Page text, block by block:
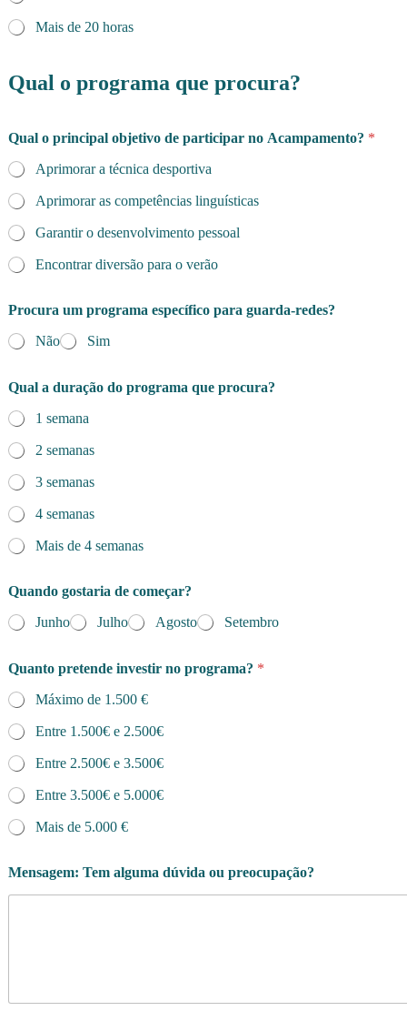
Mais de 20 horas
Qual o programa que procura?
Qual o principal objetivo de participar no Acampamento? *
Aprimorar a técnica desportiva
Aprimorar as competências linguísticas
Garantir o desenvolvimento pessoal
Encontrar diversão para o verão
Procura um programa específico para guarda-redes?
Não
Sim
Qual a duração do programa que procura?
1 semana
2 semanas
3 semanas
4 semanas
Mais de 4 semanas
Quando gostaria de começar?
Junho
Julho Agosto Setembro
Quanto pretende investir no programa? *
Máximo de 1.500 €
Entre 1.500€ e 2.500€
Entre 2.500€ e 3.500€
Entre 3.500€ e 5.000€
Mais de 5.000 €
Mensagem: Tem alguma dúvida ou preocupação?